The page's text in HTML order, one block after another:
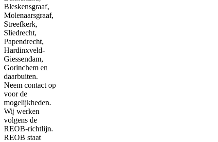
Bleskensgraaf,
Molenaarsgraaf,
Streefkerk,
Sliedrecht,
Papendrecht,
Hardinxveld-
Giessendam,
Gorinchem en
daarbuiten.
Neem contact op
voor de
mogelijkheden.
Wij werken
volgens de
REOB-richtlijn.
REOB staat